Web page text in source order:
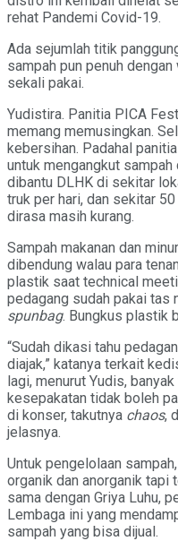
rehat Pandemi Covid-19.
Ada sejumlah titik
sampah pun penuh
sekali pakai.
Yudistira. Panitia PICA
memang memusingkan.
kebersihan. Padahal
untuk mengangkut
dibantu DLHK di sekitar
truk per hari, dan sekitar
dirasa masih kurang.
Sampah makanan dan
dibendung walau para
plastik saat technical
pedagang sudah pakai tas
spunbag. Bungkus plastik
“Sudah dikasi tahu
diajak,” katanya terkait
lagi, menurut Yudis,
kesepakatan tidak boleh
di konser, takutnya chaos,
jelasnya.
Untuk pengelolaan
organik dan anorganik tapi
sama dengan Griya Luhu,
Lembaga ini yang
sampah yang bisa dijual.